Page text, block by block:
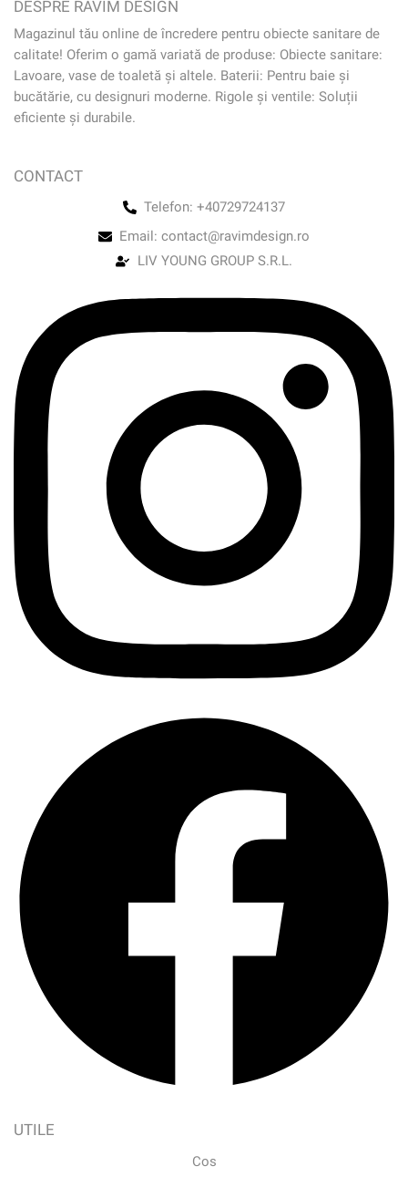
DESPRE RAVIM DESIGN
Magazinul tău online de încredere pentru obiecte sanitare de
calitate! Oferim o gamă variată de produse: Obiecte sanitare:
Lavoare, vase de toaletă și altele. Baterii: Pentru baie și
bucătărie, cu designuri moderne. Rigole și ventile: Soluții
eficiente și durabile.
CONTACT
Telefon: +40729724137
Email: contact@ravimdesign.ro
LIV YOUNG GROUP S.R.L.
UTILE
Cos